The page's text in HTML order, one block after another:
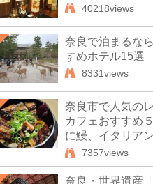
40218views
奈良で泊まるな
すめホテル15選
8331views
奈良市で人気の
カフェおすすめ
に鰻、イタリアン
7357views
奈良・世界遺産